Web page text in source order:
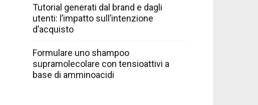
Tutorial generati dal brand e dagli
utenti: l’impatto sull’intenzione
d’acquisto
Formulare uno shampoo
supramolecolare con tensioattivi a
base di amminoacidi